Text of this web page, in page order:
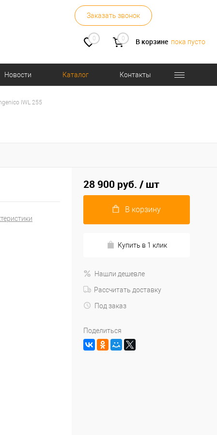
Заказать звонок
0 0 В корзине пока пусто
Новости Каталог Контакты
IWL 255
28 900 руб. / шт
В корзину
Купить в 1 клик
Нашли дешевле
Рассчитать доставку
Под заказ
Поделиться